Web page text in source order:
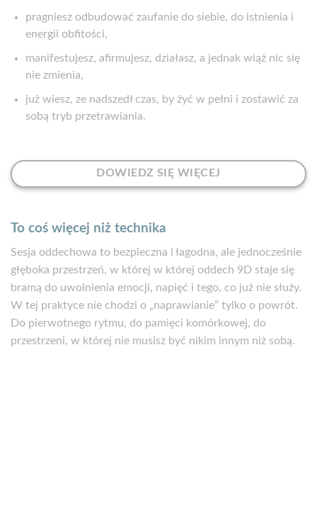
pragniesz odbudować zaufanie do siebie, do istnienia i
energii obfitości,
manifestujesz, afirmujesz, działasz, a jednak wiąż nic się
nie zmienia,
już wiesz, ze nadszedł czas, by żyć w pełni i zostawić za
sobą tryb przetrawiania.
DOWIEDZ SIĘ WIĘCEJ
To coś więcej niż technika
Sesja oddechowa to bezpieczna i łagodna, ale jednocześnie
głęboka przestrzeń, w której w której oddech 9D staje się
bramą do uwolnienia emocji, napięć i tego, co już nie służy.
W tej praktyce nie chodzi o „naprawianie” tylko o powrót.
Do pierwotnego rytmu, do pamięci komórkowej, do
przestrzeni, w której nie musisz być nikim innym niż sobą.